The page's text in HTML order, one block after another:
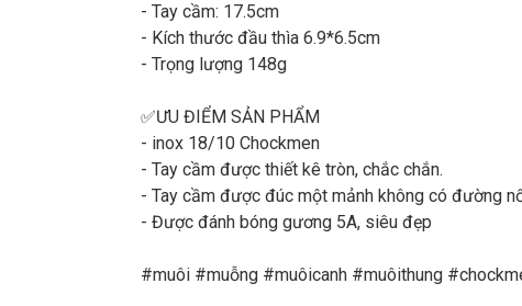
- Tay cầm: 17.5cm
- Kích thước đầu thìa 6.9*6.5cm
- Trọng lượng 148g
✅ƯU ĐIỂM SẢN PHẨM
- inox 18/10 Chockmen
- Tay cầm được thiết kê tròn, chắc chắn.
- Tay cầm được đúc một mảnh không có đường
- Được đánh bóng gương 5A, siêu đẹp